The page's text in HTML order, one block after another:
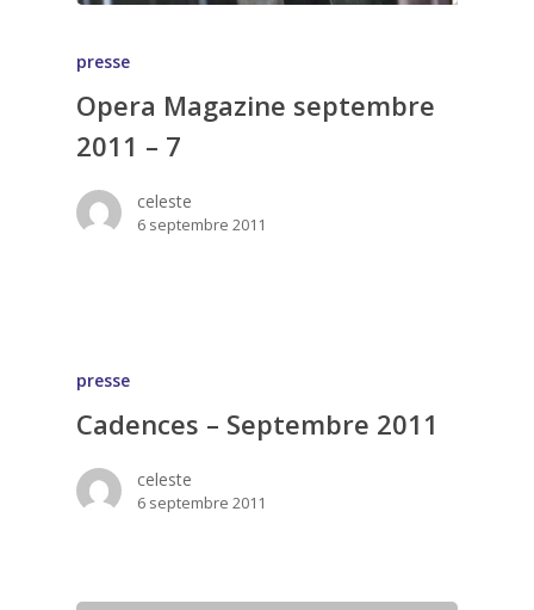
presse
Opera Magazine septembre
2011 – 7
celeste
6 septembre 2011
presse
Cadences – Septembre 2011
celeste
6 septembre 2011